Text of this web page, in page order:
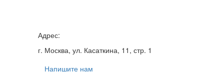
Адрес:
г. Москва, ул. Касаткина, 11, стр. 1
Напишите нам